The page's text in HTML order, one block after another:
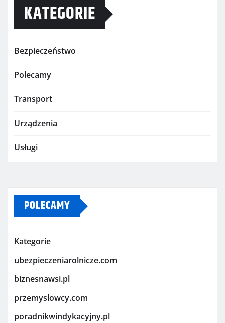
KATEGORIE
Bezpieczeństwo
Polecamy
Transport
Urządzenia
Usługi
POLECAMY
Kategorie
ubezpieczeniarolnicze.com
biznesnawsi.pl
przemyslowcy.com
poradnikwindykacyjny.pl